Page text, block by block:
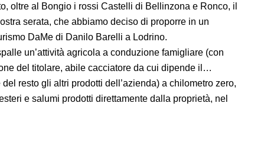
oltre al Bongio i rossi Castelli di Bellinzona e Ronco, il
serata, che abbiamo deciso di proporre in un
DaMe di Danilo Barelli a Lodrino.
un’attività agricola a conduzione famigliare (con
del titolare, abile cacciatore da cui dipende il…
resto gli altri prodotti dell’azienda) a chilometro zero,
e salumi prodotti direttamente dalla proprietà, nel